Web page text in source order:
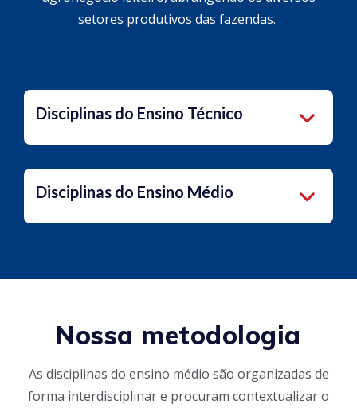
setores produtivos das fazendas.
Disciplinas do Ensino Técnico
Disciplinas do Ensino Médio
Nossa metodologia
As disciplinas do ensino médio são organizadas de
forma interdisciplinar e procuram contextualizar o